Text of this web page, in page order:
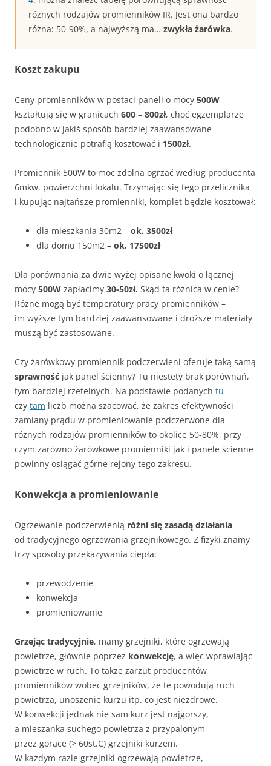
różnych rodzajów promienników IR. Jest ona bardzo
różna: 50-90%, a najwyższą ma… zwykła żarówka.
Koszt zakupu
Ceny promienników w postaci paneli o mocy 500W
kształtują się w granicach 600 – 800zł, choć egzemplarze
podobno w jakiś sposób bardziej zaawansowane
technologicznie potrafią kosztować i 1500zł.
Promiennik 500W to moc zdolna ogrzać według producenta
6mkw. powierzchni lokalu. Trzymając się tego przelicznika
i kupując najtańsze promienniki, komplet będzie kosztował:
dla mieszkania 30m2 – ok. 3500zł
dla domu 150m2 – ok. 17500zł
Dla porównania za dwie wyżej opisane kwoki o łącznej
mocy 500W zapłacimy 30-50zł. Skąd ta różnica w cenie?
Różne mogą być temperatury pracy promienników –
im wyższe tym bardziej zaawansowane i droższe materiały
muszą być zastosowane.
Czy żarówkowy promiennik podczerwieni oferuje taką samą
sprawność jak panel ścienny? Tu niestety brak porównań,
tym bardziej rzetelnych. Na podstawie podanych tu
czy tam liczb można szacować, że zakres efektywności
zamiany prądu w promieniowanie podczerwone dla
różnych rodzajów promienników to okolice 50-80%, przy
czym zarówno żarówkowe promienniki jak i panele ścienne
powinny osiągać górne rejony tego zakresu.
Konwekcja a promieniowanie
Ogrzewanie podczerwienią różni się zasadą działania
od tradycyjnego ogrzewania grzejnikowego. Z fizyki znamy
trzy sposoby przekazywania ciepła:
przewodzenie
konwekcja
promieniowanie
Grzejąc tradycyjnie, mamy grzejniki, które ogrzewają
powietrze, głównie poprzez konwekcję, a więc wprawiając
powietrze w ruch. To także zarzut producentów
promienników wobec grzejników, że te powodują ruch
powietrza, unoszenie kurzu itp. co jest niezdrowe.
W konwekcji jednak nie sam kurz jest najgorszy,
a mieszanka suchego powietrza z przypalonym
przez gorące (> 60st.C) grzejniki kurzem.
W każdym razie grzejniki ogrzewają powietrze,